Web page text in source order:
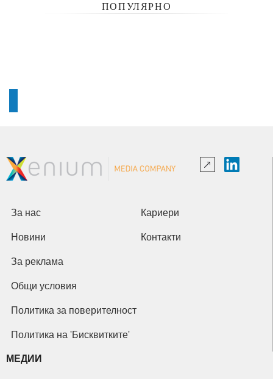
ПОПУЛЯРНО
За нас Кариери
Новини Контакти
За реклама
Общи условия
Политика за поверителност
Политика на 'Бисквитките'
МЕДИИ